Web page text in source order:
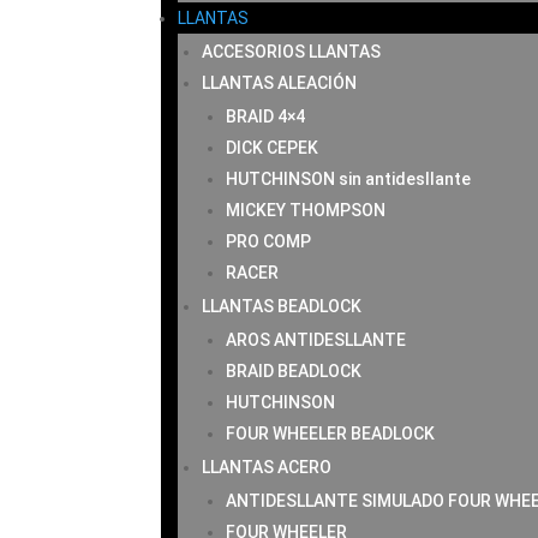
LLANTAS
ACCESORIOS LLANTAS
LLANTAS ALEACIÓN
BRAID 4×4
DICK CEPEK
HUTCHINSON sin antidesllante
MICKEY THOMPSON
PRO COMP
RACER
LLANTAS BEADLOCK
AROS ANTIDESLLANTE
BRAID BEADLOCK
HUTCHINSON
FOUR WHEELER BEADLOCK
LLANTAS ACERO
ANTIDESLLANTE SIMULADO FOUR
FOUR WHEELER